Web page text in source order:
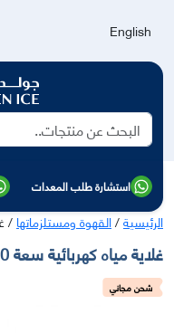
English
استشارة طلب المعدات
الرئيسية/القهوة ومستلزماتها/
غلاية مياه كهربائية سعة 20 لتر
شحن مجاني